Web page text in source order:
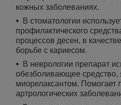
кожных заболеваниях.
В стоматологии
профилактического
процессов десен, в
борьбе с кариесом.
В неврологии препарат
обезболивающее
миорелаксантом. Помогает
артрологических